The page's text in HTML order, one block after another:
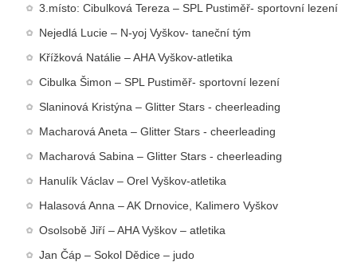
3.místo: Cibulková Tereza – SPL Pustiměř- sportovní lezení
Nejedlá Lucie – N-yoj Vyškov- taneční tým
Křížková Natálie – AHA Vyškov-atletika
Cibulka Šimon – SPL Pustiměř- sportovní lezení
Slaninová Kristýna – Glitter Stars - cheerleading
Macharová Aneta – Glitter Stars- cheerleading
Macharová Sabina – Glitter Stars- cheerleading
Hanulík Václav – Orel Vyškov-atletika
Halasová Anna – AK Drnovice, Kalimero Vyškov
Osolsobě Jiří – AHA Vyškov – atletika
Jan Čáp – Sokol Dědice – judo